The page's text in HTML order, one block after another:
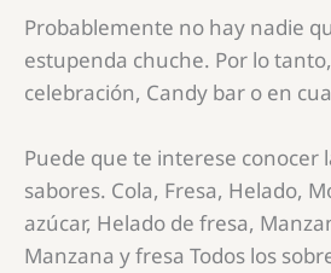
Probablemente no hay nadie
estupenda chuche. Por lo
celebración, Candy bar o en
Puede que te interese conocer
sabores. Cola, Fresa, Helado,
azúcar, Helado de fresa,
Manzana y fresa Todos los